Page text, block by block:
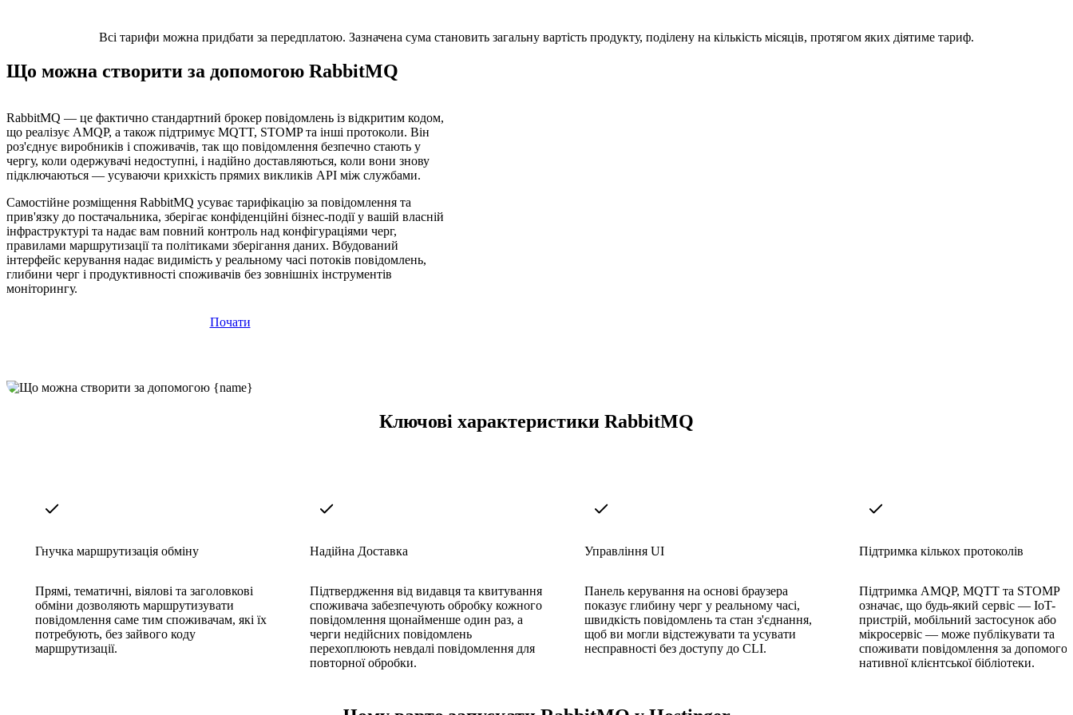
Всі тарифи можна придбати за передплатою. Зазначена сума становить загальну вартість продукту, поділену на кількість місяців, протягом яких діятиме тариф.
Що можна створити за допомогою RabbitMQ
RabbitMQ — це фактично стандартний брокер повідомлень із відкритим кодом,
що реалізує AMQP, а також підтримує MQTT, STOMP та інші протоколи. Він
роз'єднує виробників і споживачів, так що повідомлення безпечно стають у
чергу, коли одержувачі недоступні, і надійно доставляються, коли вони знову
підключаються — усуваючи крихкість прямих викликів API між службами.
Самостійне розміщення RabbitMQ усуває тарифікацію за повідомлення та
прив'язку до постачальника, зберігає конфіденційні бізнес-події у вашій власній
інфраструктурі та надає вам повний контроль над конфігураціями черг,
правилами маршрутизації та політиками зберігання даних. Вбудований
інтерфейс керування надає видимість у реальному часі потоків повідомлень,
глибини черг і продуктивності споживачів без зовнішніх інструментів
моніторингу.
Почати
Ключові характеристики RabbitMQ
Гнучка маршрутизація обміну
Прямі, тематичні, віялові та заголовкові
обміни дозволяють маршрутизувати
повідомлення саме тим споживачам, які їх
потребують, без зайвого коду
маршрутизації.
Надійна Доставка
Підтвердження від видавця та квитування
споживача забезпечують обробку кожного
повідомлення щонайменше один раз, а
черги недійсних повідомлень
перехоплюють невдалі повідомлення для
повторної обробки.
Управління UI
Панель керування на основі браузера
показує глибину черг у реальному часі,
швидкість повідомлень та стан з'єднання,
щоб ви могли відстежувати та усувати
несправності без доступу до CLI.
Підтримка кількох протоколів
Підтримка AMQP, MQTT та STOMP
означає, що будь-який сервіс — IoT-
пристрій, мобільний застосунок або
мікросервіс — може публікувати та
споживати повідомлення за
нативної клієнтської бібліотеки.